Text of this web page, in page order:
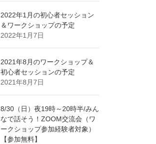
2022年1月の初心者セッション
＆ワークショップの予定
2022年1月7日
2021年8月のワークショップ＆
初心者セッションの予定
2021年8月7日
8/30（日）夜19時～20時半/みん
なで話そう！ZOOM交流会（ワ
ークショップ参加経験者対象）
【参加無料】